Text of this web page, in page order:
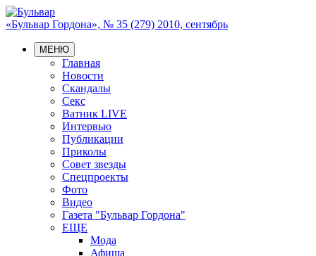
«Бульвар Гордона», № 35 (279) 2010, сентябрь
МЕНЮ
Главная
Новости
Скандалы
Секс
Ватник LIVE
Интервью
Публикации
Приколы
Совет звезды
Спецпроекты
Фото
Видео
Газета "Бульвар Гордона"
ЕЩЕ
Мода
Афиша